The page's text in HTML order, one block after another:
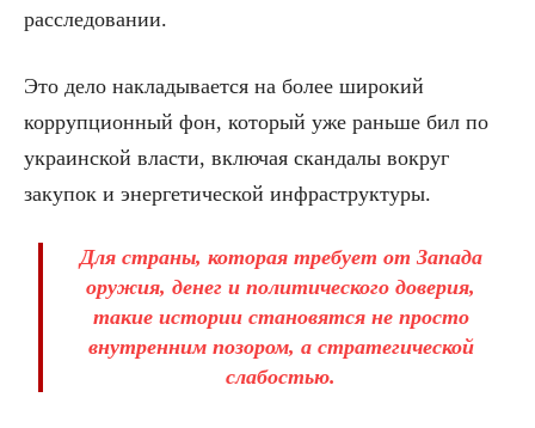
расследовании.
Это дело накладывается на более широкий
коррупционный фон, который уже раньше бил по
украинской власти, включая скандалы вокруг
закупок и энергетической инфраструктуры.
Для страны, которая требует от Запада
оружия, денег и политического доверия,
такие истории становятся не просто
внутренним позором, а стратегической
слабостью.